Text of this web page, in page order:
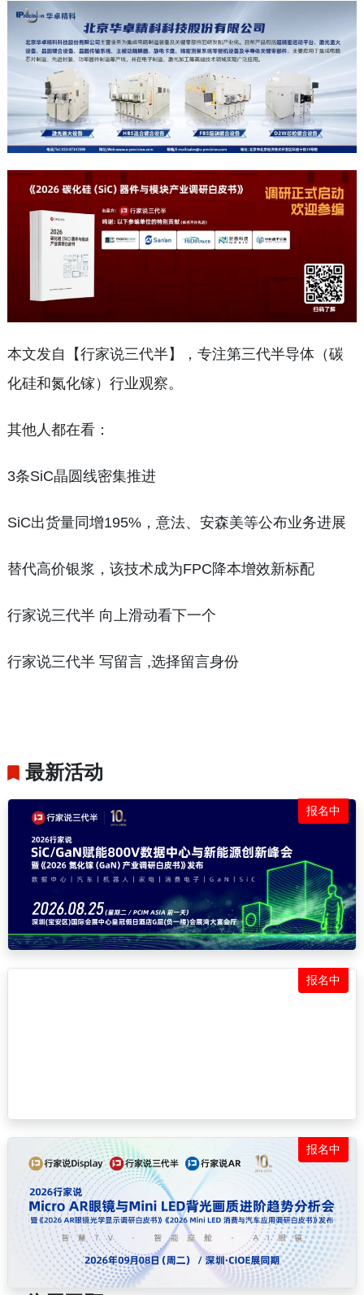
本文发自【行家说三代半】，专注第三代半导体（碳
化硅和氮化镓）行业观察。
其他人都在看：
3条SiC晶圆线密集推进
SiC出货量同增195%，意法、安森美等公布业务进展
替代高价银浆，该技术成为FPC降本增效新标配
行家说三代半 向上滑动看下一个
行家说三代半 写留言 ,选择留言身份
最新活动
报名中
报名中
报名中